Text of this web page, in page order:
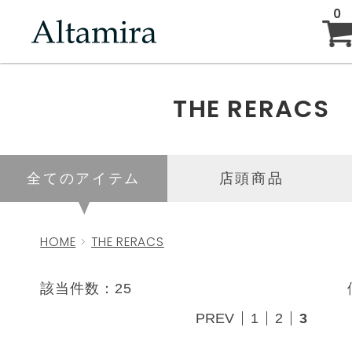
0
ABOUT
THE RERACS
全てのアイテム 店頭商品
HOME THE RERACS
該当件数：25
PREV
1 2 3